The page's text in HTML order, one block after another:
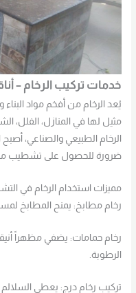
خدمات تركيب الرخام –
يُعد الرخام من أفخم مواد
مثيل لها في المنازل، الفلل،
الرخام الطبيعي والصناعي،
ضرورة للحصول على تشطيب
مميزات استخدام الرخام في
رخام مطابخ: يمنح المطابخ
رخام حمامات: يضفي مظهراً
الرطوبة.
تركيب رخام درج: يعطي